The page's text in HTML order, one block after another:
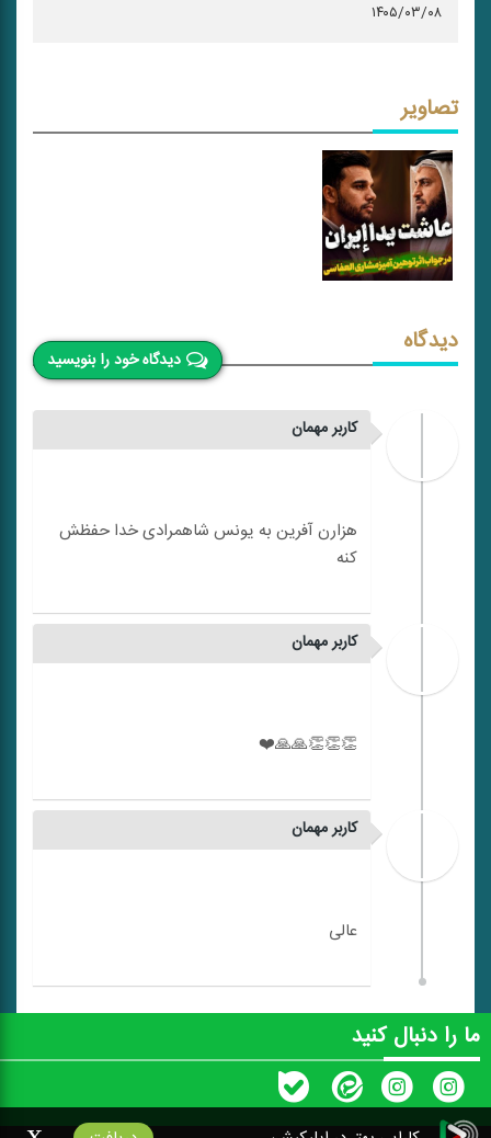
۱۴۰۵/۰۳/۰۸
تصاویر
دیدگاه خود را بنویسید
دیدگاه
کاربر مهمان
هزارن آفرین به یونس شاهمرادی خدا حفظش
کاربر مهمان
کاربر مهمان
ما را دنبال کنید